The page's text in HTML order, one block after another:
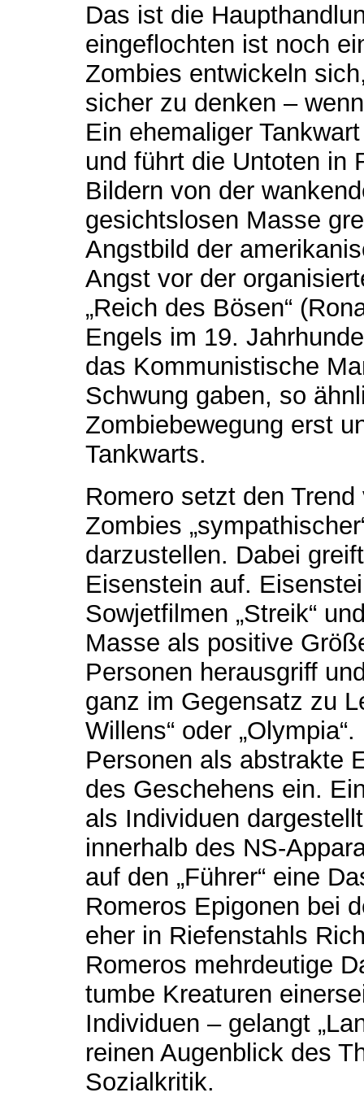
Das ist die
eingeflochten ist noch
Zombies entwickeln
sicher zu denken –
Ein ehemaliger
und führt die Untoten in
Bildern von der
gesichtslosen Masse
Angstbild der
Angst vor der
„Reich des Bösen“
Engels im 19.
das Kommunistische
Schwung gaben, so
Zombiebewegung erst
Tankwarts.
Romero setzt den Trend
Zombies
darzustellen. Dabei
Eisenstein auf.
Sowjetfilmen „Streik“
Masse als positive
Personen herausgriff
ganz im Gegensatz zu
Willens“ oder
Personen als abstrakte
des Geschehens ein.
als Individuen
innerhalb des NS-
auf den „Führer“ eine
Romeros Epigonen bei
eher in Riefenstahls
Romeros mehrdeutige
tumbe Kreaturen
Individuen – gelangt
reinen Augenblick des
Sozialkritik.